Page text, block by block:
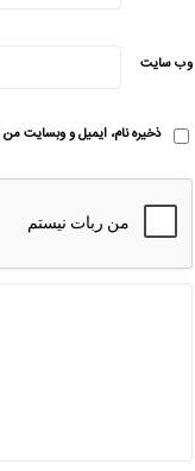
وب‌ سایت
ذخیره نام، ایمیل و وبسایت